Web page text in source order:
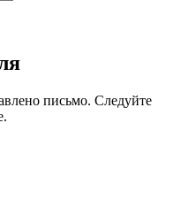
письмо. Следуйте